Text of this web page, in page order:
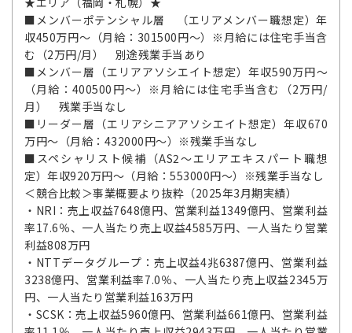
■メンバーポテンシャル層 （エリアメンバー職想定）年
収450万円～（月給：301500円～）※月給には住宅手当含
む（2万円/月） 別途残業手当あり
■メンバー層（エリアアソシエイト想定）年収590万円～
（月給：400500円～）※月給には住宅手当含む（2万円/
月） 残業手当なし
■リーダー層（エリアシニアアソシエイト想定）年収670
万円～（月給：432000円～）※残業手当なし
■スペシャリスト候補（AS2～エリアエキスパート職想
定）年収920万円～（月給：553000円～）※残業手当なし
＜競合比較＞事業概要より抜粋（2025年3月期実績）
・NRI：売上収益7648億円、営業利益1349億円、営業利益
率17.6％、一人当たり売上収益4585万円、一人当たり営業
利益808万円
・NTTデータグループ：売上収益4兆6387億円、営業利益
3238億円、営業利益率7.0％、一人当たり売上収益2345万
円、一人当たり営業利益163万円
・SCSK：売上収益5960億円、営業利益661億円、営業利益